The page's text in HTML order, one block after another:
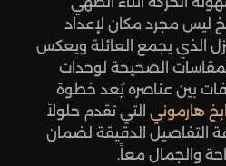
ليس مجرد مكان لإعداد
الذي يجمع العائلة ويعكس
الصحيحة لوحدات
بين عناصره يُعد خطوة
هارموني التي تقدم حلولاً
التفاصيل الدقيقة لضمان
والجمال معاً.